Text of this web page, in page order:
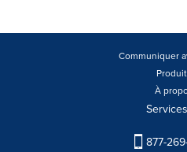
Communiquer
À
Services
877-